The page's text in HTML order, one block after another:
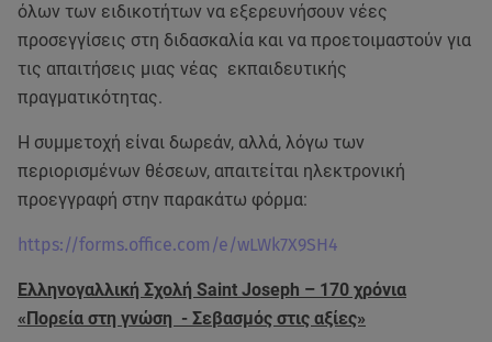
όλων των ειδικοτήτων να εξερευνήσουν νέες
προσεγγίσεις στη διδασκαλία και να προετοιμαστούν για
τις απαιτήσεις μιας νέας εκπαιδευτικής
πραγματικότητας.
Η συμμετοχή είναι δωρεάν, αλλά, λόγω των
περιορισμένων θέσεων, απαιτείται ηλεκτρονική
προεγγραφή στην παρακάτω φόρμα:
https://forms.office.com/e/wLWk7X9SH4
Ελληνογαλλική Σχολή Saint Joseph – 170 χρόνια
«Πορεία στη γνώση - Σεβασμός στις αξίες»